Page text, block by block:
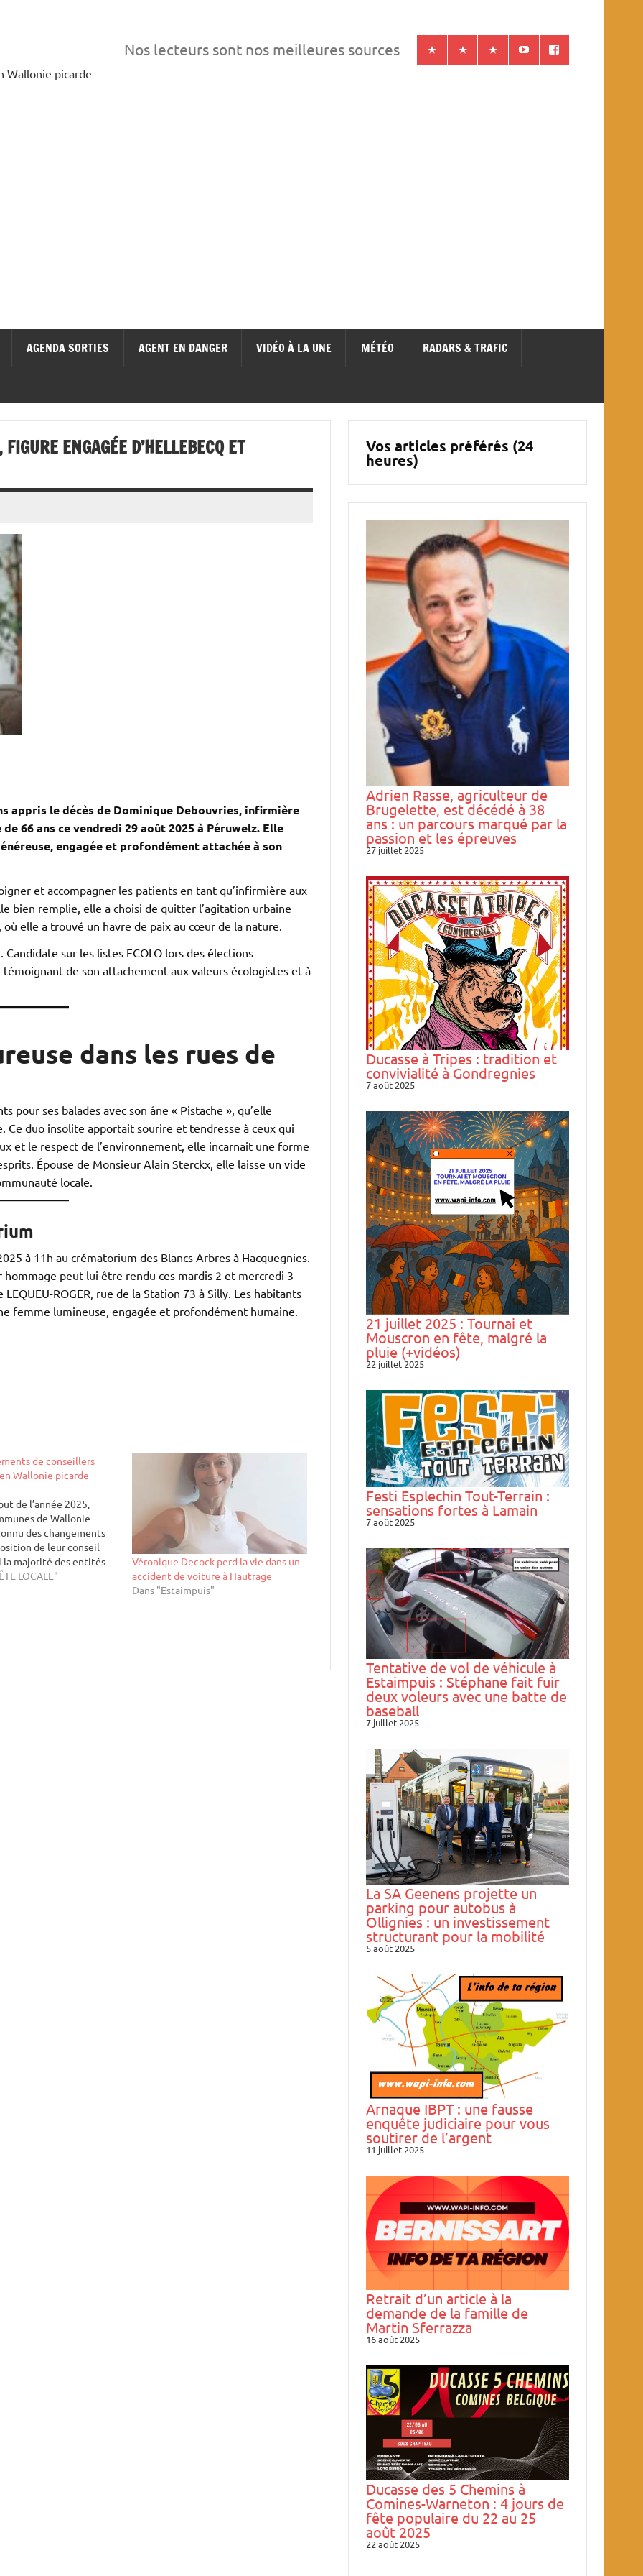
Wallonie picarde
Nos lecteurs sont nos meilleures sources
AGENDA SORTIES AGENT EN DANGER VIDÉO À LA UNE MÉTÉO RADARS & TRAFIC
ENGAGÉE D’HELLEBECQ ET
appris le décès de Dominique Debouvries, infirmière
66 ans ce vendredi 29 août 2025 à Péruwelz. Elle
engagée et profondément attachée à son
et accompagner les patients en tant qu’infirmière aux
bien remplie, elle a choisi de quitter l’agitation urbaine
où elle a trouvé un havre de paix au cœur de la nature.
sur les listes ECOLO lors des élections
de son attachement aux valeurs écologistes et à
dans les rues de
pour ses balades avec son âne « Pistache », qu’elle
duo insolite apportait sourire et tendresse à ceux qui
et le respect de l’environnement, elle incarnait une forme
Épouse de Monsieur Alain Sterckx, elle laisse un vide
locale.
à 11h au crématorium des Blancs Arbres à Hacquegnies.
peut lui être rendu ces mardis 2 et mercredi 3
ROGER, rue de la Station 73 à Silly. Les habitants
femme lumineuse, engagée et profondément humaine.
de conseillers
Wallonie picarde –
de l’année 2025,
de Wallonie
des changements
de leur conseil
la majorité des entités
aucun remplacement,
LOCALE"
Véronique Decock perd la vie dans un
accident de voiture à Hautrage
Dans "Estaimpuis"
Vos articles préférés (24
heures)
Adrien Rasse, agriculteur de
Brugelette, est décédé à 38
ans : un parcours marqué par la
passion et les épreuves
27 juillet 2025
Ducasse à Tripes : tradition et
convivialité à Gondregnies
7 août 2025
21 juillet 2025 : Tournai et
Mouscron en fête, malgré la
pluie (+vidéos)
22 juillet 2025
Festi Esplechin Tout-Terrain :
sensations fortes à Lamain
7 août 2025
Tentative de vol de véhicule à
Estaimpuis : Stéphane fait fuir
deux voleurs avec une batte de
baseball
7 juillet 2025
La SA Geenens projette un
parking pour autobus à
Ollignies : un investissement
structurant pour la mobilité
5 août 2025
Arnaque IBPT : une fausse
enquête judiciaire pour vous
soutirer de l’argent
11 juillet 2025
Retrait d’un article à la
demande de la famille de
Martin Sferrazza
16 août 2025
Ducasse des 5 Chemins à
Comines-Warneton : 4 jours de
fête populaire du 22 au 25
août 2025
22 août 2025